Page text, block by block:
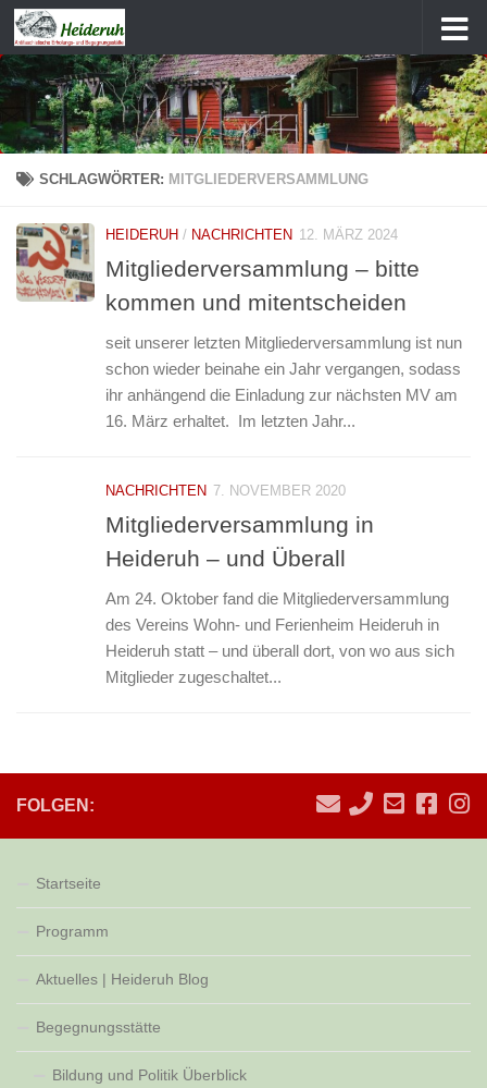
Zum Inhalt springen
SCHLAGWÖRTER: MITGLIEDERVERSAMMLUNG
HEIDERUH / NACHRICHTEN 12. MÄRZ 2024
Mitgliederversammlung – bitte
kommen und mitentscheiden
seit unserer letzten Mitgliederversammlung ist nun
schon wieder beinahe ein Jahr vergangen, sodass
ihr anhängend die Einladung zur nächsten MV am
16. März erhaltet. Im letzten Jahr...
NACHRICHTEN 7. NOVEMBER 2020
Mitgliederversammlung in
Heideruh – und Überall
Am 24. Oktober fand die Mitgliederversammlung
des Vereins Wohn- und Ferienheim Heideruh in
Heideruh statt – und überall dort, von wo aus sich
Mitglieder zugeschaltet...
FOLGEN:
Startseite
Programm
Aktuelles | Heideruh Blog
Begegnungsstätte
Bildung und Politik Überblick